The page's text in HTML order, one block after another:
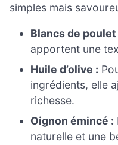
simples mais
Blancs de poulet
apportent une
Huile d’olive :
ingrédients, elle
richesse.
Oignon émincé :
naturelle et une